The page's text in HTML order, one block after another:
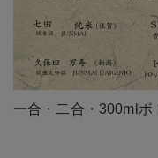
一合・二合・300mlボ